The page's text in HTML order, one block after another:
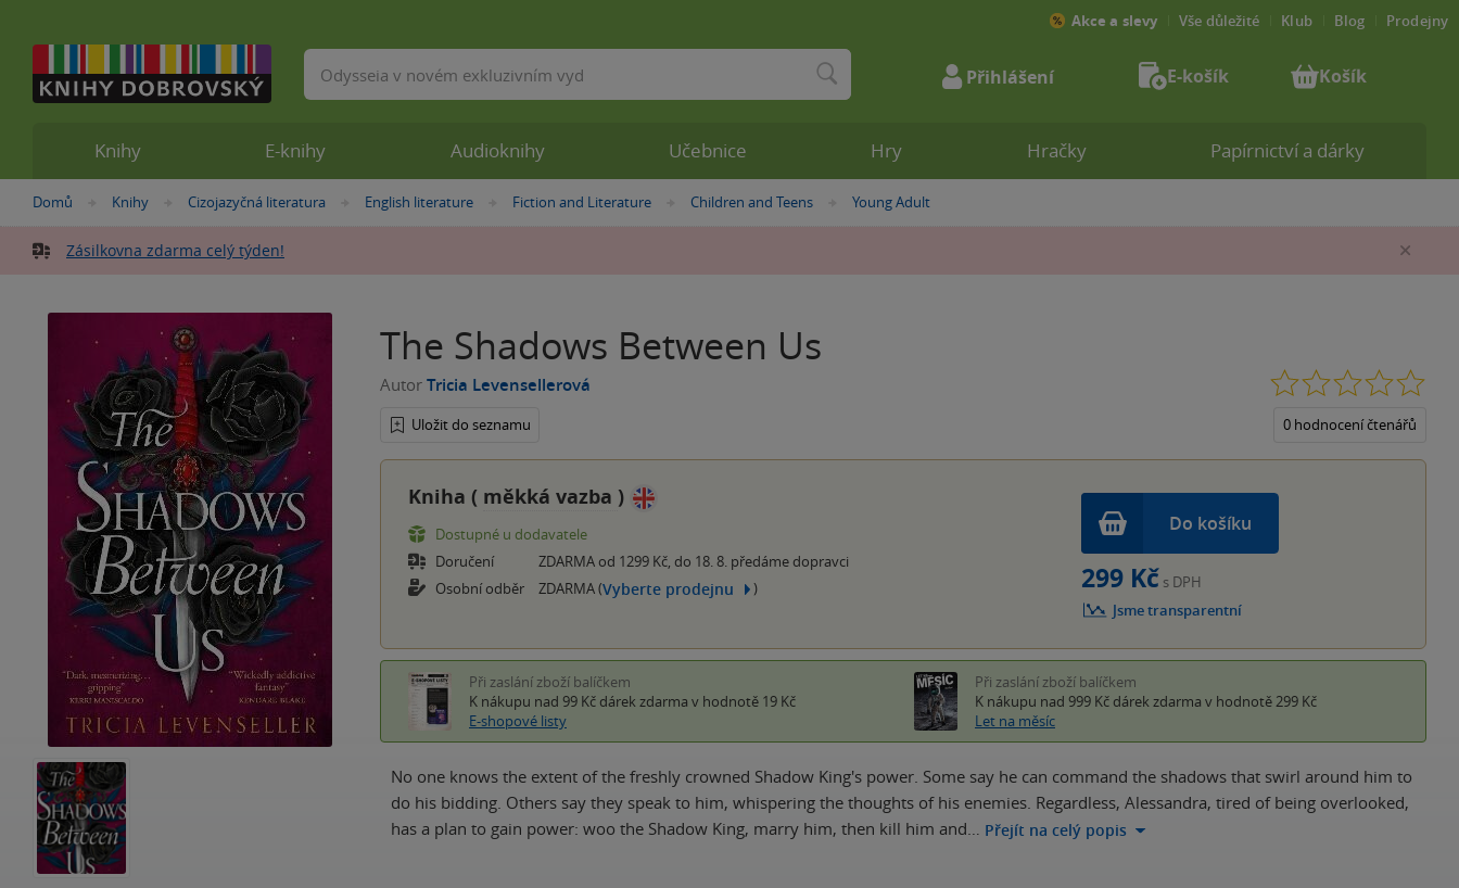
Nacházíte
zde:
Domů »
Knihy »
Cizojazyčná literatura »
English literature »Fiction and Literature »
Children and Teens »
Young Adult
Zásilkovna zdarma celý týden!
The Shadows Between Us
Autor Tricia Levensellerová
Uložit do seznamu 0 hodnocení čtenářů
Kniha ( měkká vazba )
Dostupné u dodavatele
Doručení
ZDARMA od 1299 Kč, do 18. 8. předáme dopravci
Osobní odběr
ZDARMA (Vyberte prodejnu )
Do košíku
299 Kč s DPH
Jsme transparentní
Při zaslání zboží balíčkem
K nákupu nad 99 Kč dárek zdarma v hodnotě 19 Kč
E-shopové listy
Při zaslání zboží balíčkem
K nákupu nad 999 Kč dárek zdarma v hodnotě 299 Kč
Let na měsíc
No one knows the extent of the freshly crowned Shadow King's power. Some say he can command the shadows that swirl around him to
do his bidding. Others say they speak to him, whispering the thoughts of his enemies. Regardless, Alessandra, tired of being overlooked,
has a plan to gain power: woo the Shadow King, marry him, then kill him and… Přejít na celý popis
Knihy E-knihy Audioknihy Učebnice Hry Hračky Papírnictví a dárky
Akce a slevy Vše důležité Klub Blog Prodejny
Vyhledávání Přihlášení E-košík Košík